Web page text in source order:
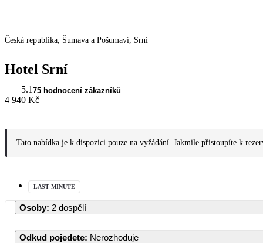
Česká republika, Šumava a Pošumaví, Srní
Hotel Srní
5.1 75 hodnocení zákazníků
4 940 Kč
Tato nabídka je k dispozici pouze na vyžádání. Jakmile přistoupíte k
LAST MINUTE
Osoby: 2 dospělí
Odkud pojedete: Nerozhoduje